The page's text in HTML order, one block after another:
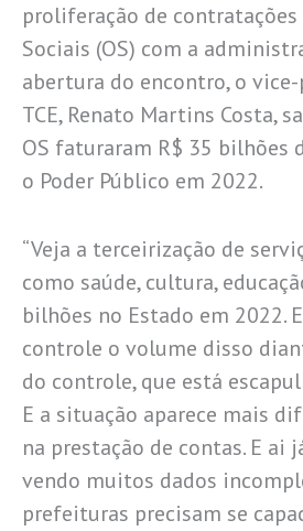
proliferação de contratações
Sociais (OS) com a
abertura do encontro, o
TCE, Renato Martins Costa,
OS faturaram R$ 35 bilhões
o Poder Público em 2022.
“Veja a terceirização de
como saúde, cultura,
bilhões no Estado em 2022.
controle o volume disso
do controle, que está
E a situação aparece mais
na prestação de contas. E ai
vendo muitos dados
prefeituras precisam se